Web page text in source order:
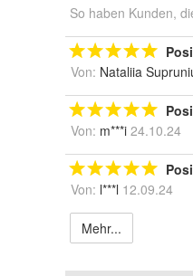
So haben Kunden,
Von: Nataliia
Von: m***i 24.10.24
Von: l***l 12.09.24
Mehr...